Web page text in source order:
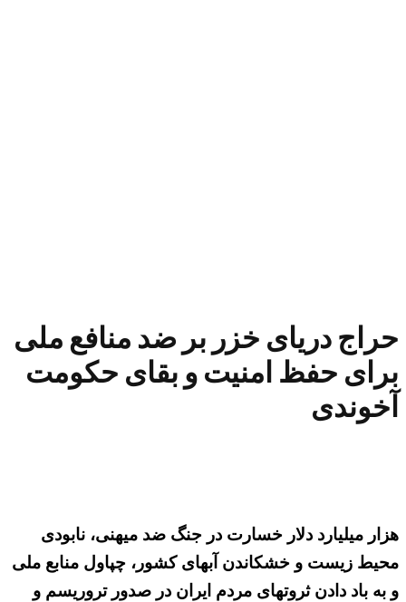
حراج دریای خزر بر ضد منافع ملی
برای حفظ امنیت و بقای حکومت
آخوندی
هزار میلیارد دلار خسارت در جنگ ضد میهنی، نابودی
محیط زیست و خشکاندن آبهای کشور، چپاول منابع ملی
و به باد دادن ثروتهای مردم ایران در صدور تروریسم و